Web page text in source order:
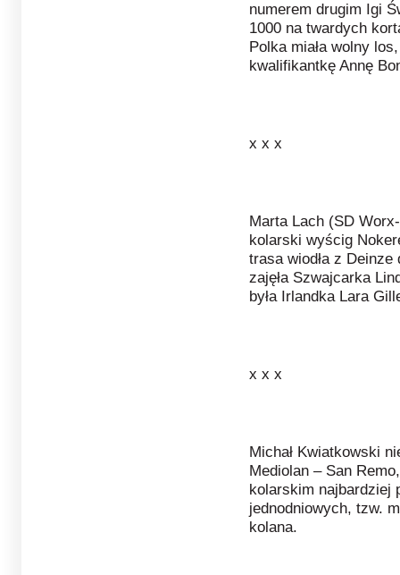
numerem drugim Igi
1000 na twardych
Polka miała wolny
kwalifikantkę Annę
x x x
Marta Lach (SD
kolarski wyścig
trasa wiodła z
zajęła Szwajcarka
była Irlandka Lara
x x x
Michał Kwiatkowski
Mediolan – San
kolarskim najbardziej
jednodniowych, tzw.
kolana.